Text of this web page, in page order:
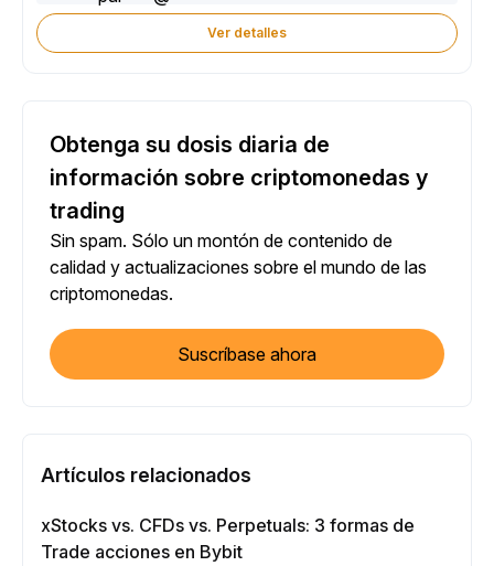
Ver detalles
Obtenga su dosis diaria de
información sobre criptomonedas y
trading
Sin spam. Sólo un montón de contenido de
calidad y actualizaciones sobre el mundo de las
criptomonedas.
Suscríbase ahora
Artículos relacionados
xStocks vs. CFDs vs. Perpetuals: 3 formas de
Trade acciones en Bybit